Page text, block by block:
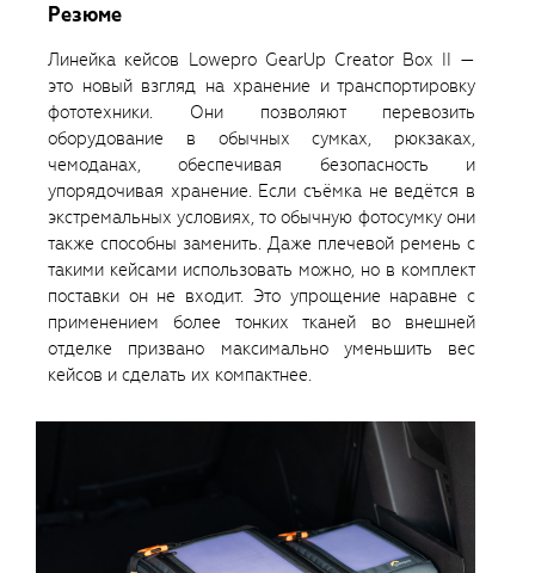
Резюме
Линейка кейсов Lowepro GearUp Creator Box II —
это новый взгляд на хранение и транспортировку
фототехники. Они позволяют перевозить
оборудование в обычных сумках, рюкзаках,
чемоданах, обеспечивая безопасность и
упорядочивая хранение. Если съёмка не ведётся в
экстремальных условиях, то обычную фотосумку они
также способны заменить. Даже плечевой ремень с
такими кейсами использовать можно, но в комплект
поставки он не входит. Это упрощение наравне с
применением более тонких тканей во внешней
отделке призвано максимально уменьшить вес
кейсов и сделать их компактнее.